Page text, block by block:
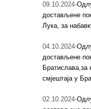
09.10.2024-
достављене
Лука, за
04.10.2024-
достављене
Братислава,за
смјештаја у
02.10.2024-